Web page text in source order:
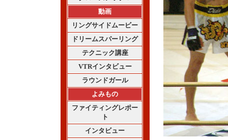
動画
リングサイドムービー
ドリームスパーリング
テクニック講座
VTRインタビュー
ラウンドガール
よみもの
ファイティングレポー
ト
インタビュー